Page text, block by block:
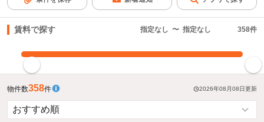
賃料で探す 指定なし 〜 指定なし 358件
物件数358件 2026年08月08日更新